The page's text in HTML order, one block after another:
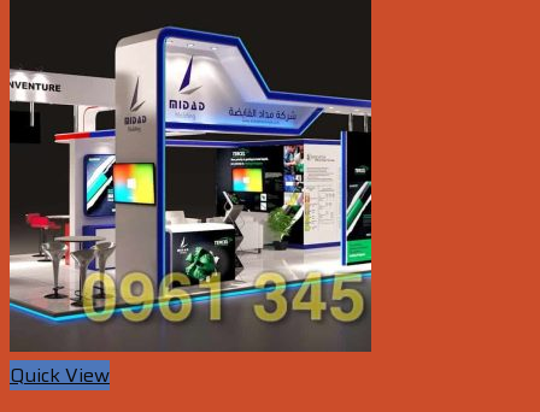
Quick View